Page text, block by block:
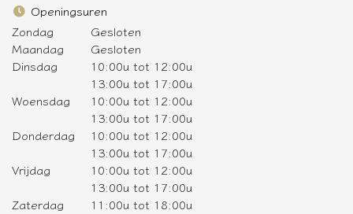
Openingsuren
Zondag
Gesloten
Maandag
Gesloten
Dinsdag
10:00u tot 12:00u
13:00u tot 17:00u
Woensdag
10:00u tot 12:00u
13:00u tot 17:00u
Donderdag
10:00u tot 12:00u
13:00u tot 17:00u
Vrijdag
10:00u tot 12:00u
13:00u tot 17:00u
Zaterdag
11:00u tot 18:00u